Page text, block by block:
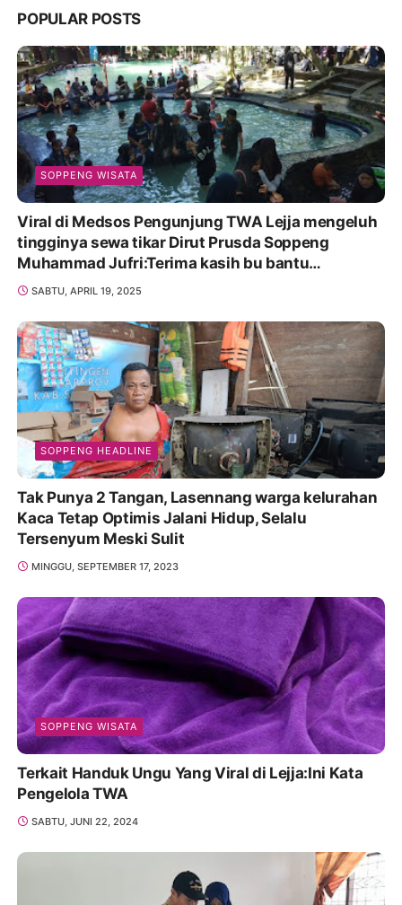
POPULAR POSTS
SOPPENG WISATA
Viral di Medsos Pengunjung TWA Lejja mengeluh
tingginya sewa tikar Dirut Prusda Soppeng
Muhammad Jufri:Terima kasih bu bantu
Promosikan
SABTU, APRIL 19, 2025
SOPPENG HEADLINE
Tak Punya 2 Tangan, Lasennang warga kelurahan
Kaca Tetap Optimis Jalani Hidup, Selalu
Tersenyum Meski Sulit
MINGGU, SEPTEMBER 17, 2023
SOPPENG WISATA
Terkait Handuk Ungu Yang Viral di Lejja:Ini Kata
Pengelola TWA
SABTU, JUNI 22, 2024